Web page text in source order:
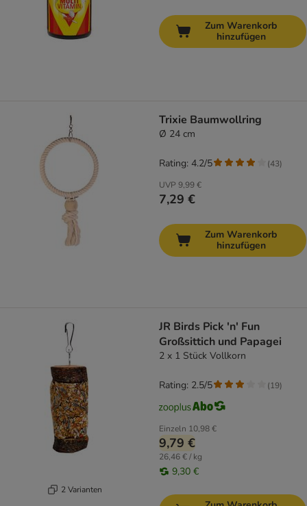
Zum Warenkorb
hinzufügen
Trixie Baumwollring
Ø 24 cm
UVP 9,99 €
7,29 €
Rating: 4.2/5 (43)
Zum Warenkorb
hinzufügen
2 Varianten
JR Birds Pick 'n' Fun
Großsittich und Papagei
2 x 1 Stück Vollkorn
Einzeln 10,98 €
9,79 €
26,46 € / kg
9,30 €
Rating: 2.5/5 (19)